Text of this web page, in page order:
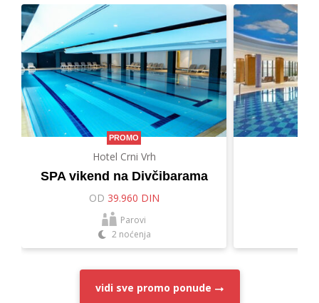
PROMO
Hotel Crni Vrh
SPA vikend na Divčibarama
OD 39.960 DIN
Parovi
2 noćenja
vidi sve promo ponude